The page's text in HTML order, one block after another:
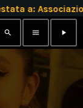
a:
search menu play_arrow